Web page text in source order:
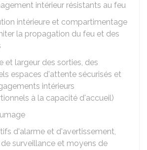
intérieur résistants au feu
intérieure et compartimentage
la propagation du feu et des
et largeur des sorties, des
espaces d'attente sécurisés et
intérieurs
à la capacité d'accueil)
d'alarme et d'avertissement,
surveillance et moyens de